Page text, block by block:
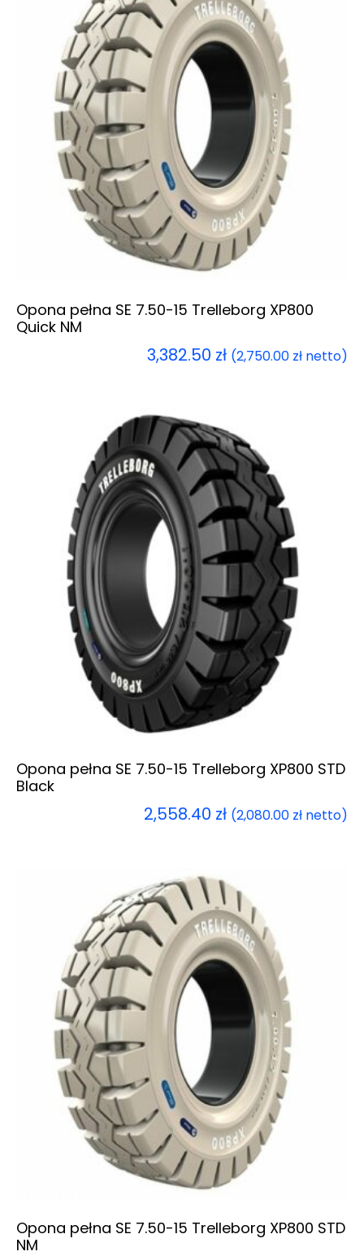
Opona pełna SE 7.50-15 Trelleborg XP800
Quick NM
3,382.50 zł (2,750.00 zł netto)
Opona pełna SE 7.50-15 Trelleborg XP800 STD
Black
2,558.40 zł (2,080.00 zł netto)
Opona pełna SE 7.50-15 Trelleborg XP800 STD
NM